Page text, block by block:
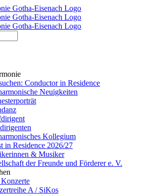
Conductor in Residence
Neuigkeiten
Kollegium
in Residence 2026/27
& Musiker
der Freunde und Förderer e. V.
A / SiKos